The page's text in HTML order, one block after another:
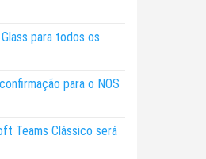
para todos os
para o NOS
Teams Clássico será